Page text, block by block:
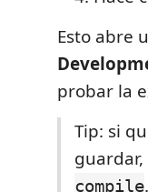
Esto abre
probar la
Tip: si
guardar,
compile.